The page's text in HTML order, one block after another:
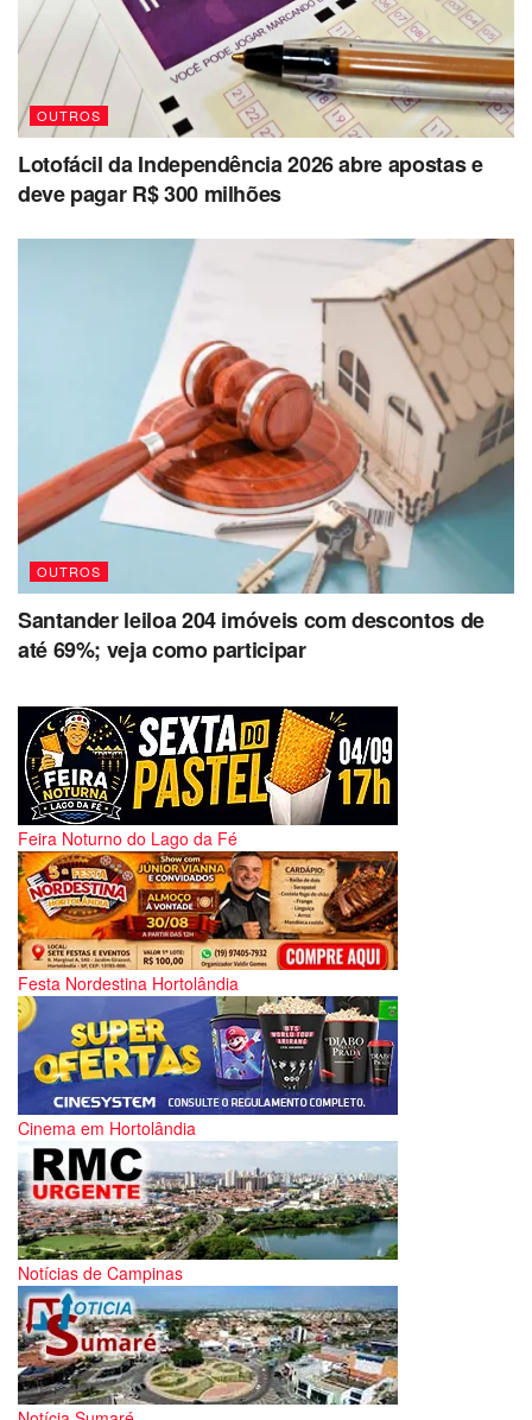
OUTROS
Lotofácil da Independência 2026 abre apostas e
deve pagar R$ 300 milhões
OUTROS
Santander leiloa 204 imóveis com descontos de
até 69%; veja como participar
Feira Noturno do Lago da Fé
Festa Nordestina Hortolândia
Cinema em Hortolândia
Notícias de Campinas